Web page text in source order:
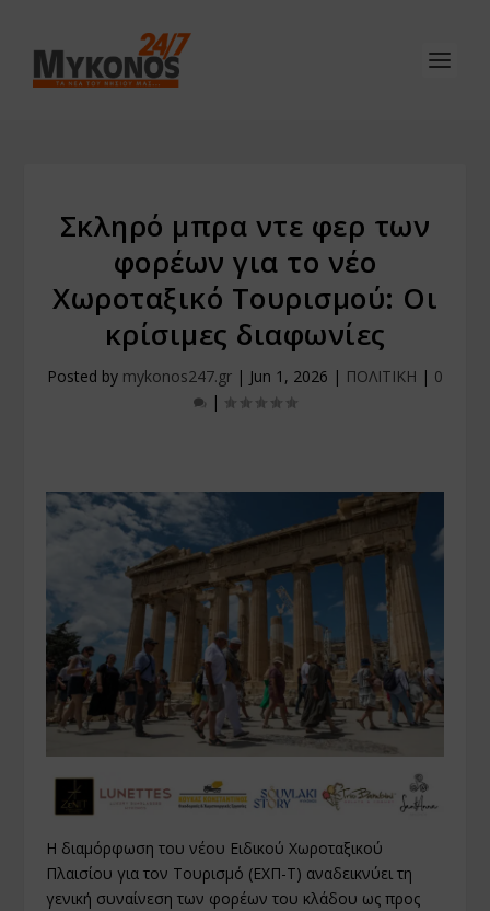
Σκληρό μπρα ντε φερ των
φορέων για το νέο
Χωροταξικό Τουρισμού: Οι
κρίσιμες διαφωνίες
Posted by mykonos247.gr | Jun 1, 2026 | ΠΟΛΙΤΙΚΗ | 0
|
Η διαμόρφωση του νέου Ειδικού Χωροταξικού
Πλαισίου για τον Τουρισμό (ΕΧΠ-Τ) αναδεικνύει τη
γενική συναίνεση των φορέων του κλάδου ως προς